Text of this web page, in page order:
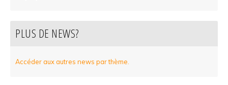
PLUS DE NEWS?
Accéder aux autres news par thème.